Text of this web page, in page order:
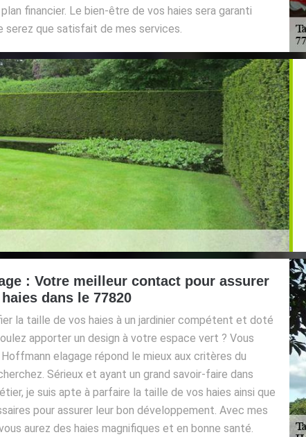
financier. Le bien-être de vos haies sera garanti
serez que satisfait de mes services.
: Votre meilleur contact pour assurer
dans le 77820
la taille de vos haies à un jardinier compétent et doté
apporter un design à votre espace vert ? Vous
elagage répond le mieux aux critères du
Sérieux et ayant un grand savoir-faire dans
je suis apte à parfaire la taille de vos haies ainsi que
pour assurer leur bon développement. Avec mes
aurez des haies magnifiques et en bonne santé.